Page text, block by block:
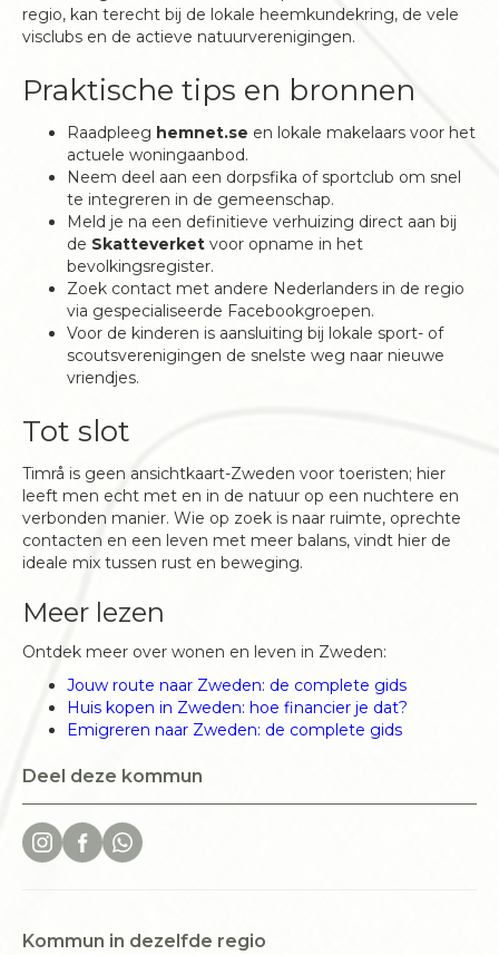
regio, kan terecht bij de lokale heemkundekring, de vele
visclubs en de actieve natuurverenigingen.
Praktische tips en bronnen
Raadpleeg hemnet.se en lokale makelaars voor het
actuele woningaanbod.
Neem deel aan een dorpsfika of sportclub om snel
te integreren in de gemeenschap.
Meld je na een definitieve verhuizing direct aan bij
de Skatteverket voor opname in het
bevolkingsregister.
Zoek contact met andere Nederlanders in de regio
via gespecialiseerde Facebookgroepen.
Voor de kinderen is aansluiting bij lokale sport- of
scoutsverenigingen de snelste weg naar nieuwe
vriendjes.
Tot slot
Timrå is geen ansichtkaart-Zweden voor toeristen; hier
leeft men echt met en in de natuur op een nuchtere en
verbonden manier. Wie op zoek is naar ruimte, oprechte
contacten en een leven met meer balans, vindt hier de
ideale mix tussen rust en beweging.
Meer lezen
Ontdek meer over wonen en leven in Zweden:
Jouw route naar Zweden: de complete gids
Huis kopen in Zweden: hoe financier je dat?
Emigreren naar Zweden: de complete gids
Deel deze kommun
Kommun in dezelfde regio